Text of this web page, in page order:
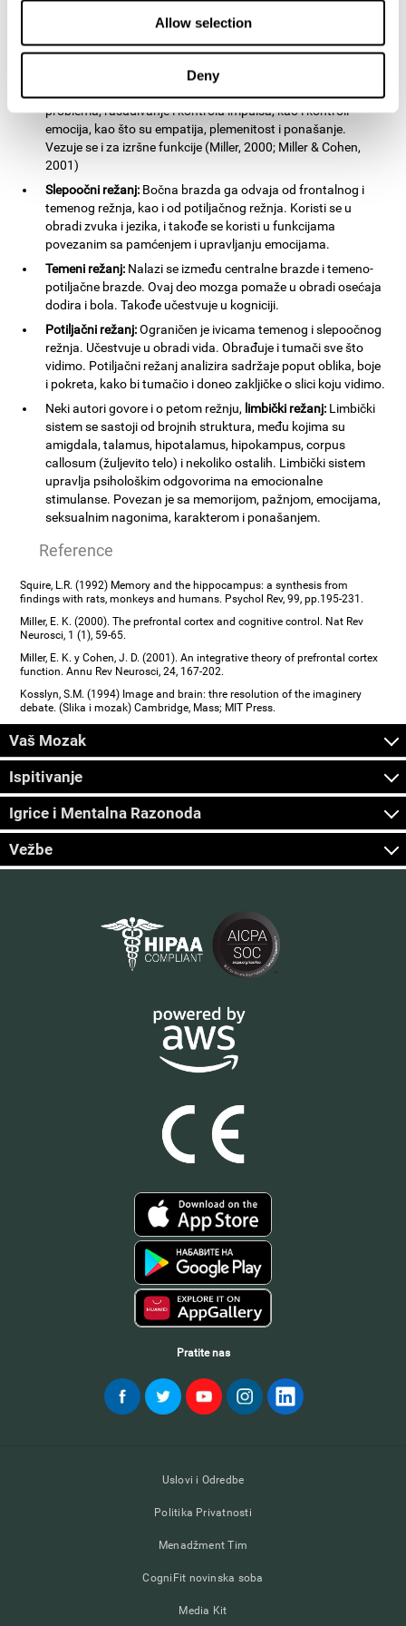
Allow selection
Deny
prednjem delu, tačno iza čela. Proteže se od prednje do
centralne brazde. To je centar za kontrolu u mozgu. Frontalni
problema, rasuđivanje i kontrolu impulsa, kao i kontroli
emocija, kao što su empatija, plemenitost i ponašanje.
Vezuje se i za izršne funkcije (Miller, 2000; Miller & Cohen,
2001)
Slepoočni režanj: Bočna brazda ga odvaja od frontalnog i
temenog režnja, kao i od potiljačnog režnja. Koristi se u
obradi zvuka i jezika, i takođe se koristi u funkcijama
povezanim sa pamćenjem i upravljanju emocijama.
Temeni režanj: Nalazi se između centralne brazde i temeno-
potiljačne brazde. Ovaj deo mozga pomaže u obradi osećaja
dodira i bola. Takođe učestvuje u kogniciji.
Potiljačni režanj:Ograničen je ivicama temenog i slepoočnog
režnja. Učestvuje u obradi vida. Obrađuje i tumači sve što
vidimo. Potiljačni režanj analizira sadržaje poput oblika, boje
i pokreta, kako bi tumačio i doneo zakljičke o slici koju vidimo.
Neki autori govore i o petom režnju, limbički režanj: Limbički
sistem se sastoji od brojnih struktura, među kojima su
amigdala, talamus, hipotalamus, hipokampus, corpus
callosum (žuljevito telo) i nekoliko ostalih. Limbički sistem
upravlja psihološkim odgovorima na emocionalne
stimulanse. Povezan je sa memorijom, pažnjom, emocijama,
seksualnim nagonima, karakterom i ponašanjem.
Reference
Squire, L.R. (1992) Memory and the hippocampus: a synthesis from
findings with rats, monkeys and humans. Psychol Rev, 99, pp.195-231.
Miller, E. K. (2000). The prefrontal cortex and cognitive control. Nat Rev
Neurosci, 1 (1), 59-65.
Miller, E. K. y Cohen, J. D. (2001). An integrative theory of prefrontal cortex
function. Annu Rev Neurosci, 24, 167-202.
Kosslyn, S.M. (1994) Image and brain: thre resolution of the imaginery
debate. (Slika i mozak) Cambridge, Mass; MIT Press.
Vaš Mozak
Ispitivanje
Igrice i Mentalna Razonoda
Vežbe
Pratite nas
Uslovi i Odredbe
Politika Privatnosti
Menadžment Tim
CogniFit novinska soba
Media Kit